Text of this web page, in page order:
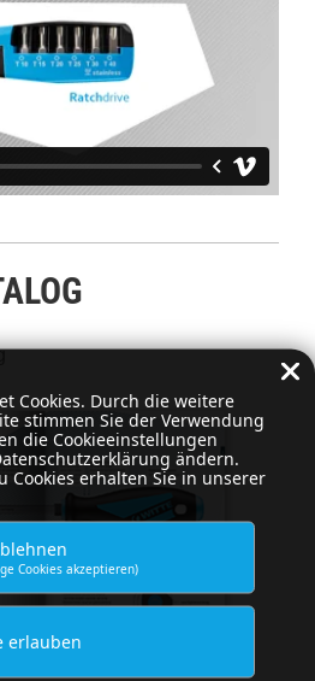
Cookies. Durch die weitere
stimmen Sie der Verwendung
die Cookieeinstellungen
ändern.
Cookies erhalten Sie in unserer
Cookies akzeptieren)
erlauben